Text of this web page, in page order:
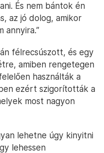
És nem bántok én
az jó dolog, amikor
annyira.”
félrecsúszott, és egy
amiben rengetegen
használták a
ezért szigorították a
most nagyon
lehetne úgy kinyitni
lehessen